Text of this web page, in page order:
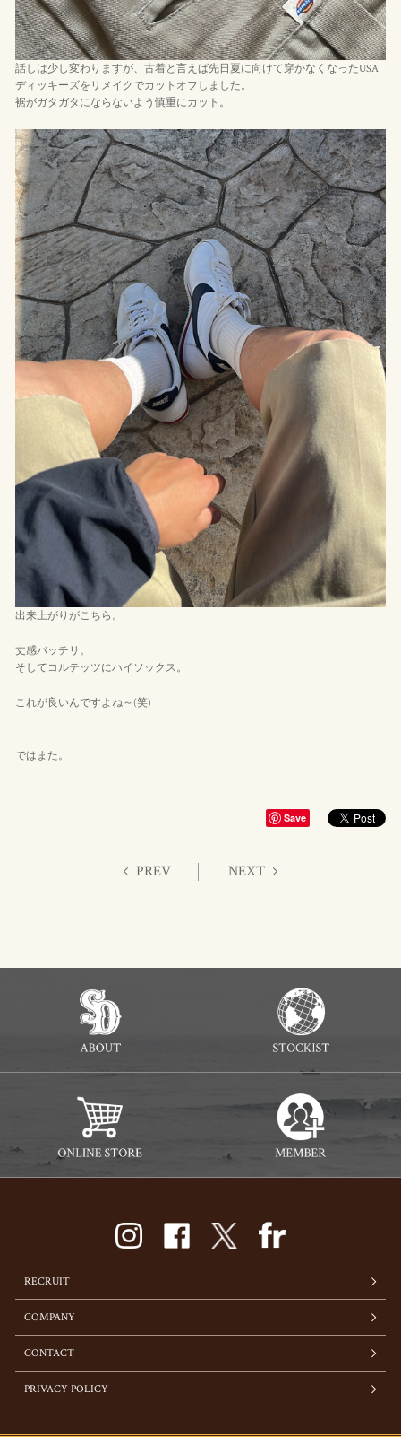
話しは少し変わりますが、古着と言えば先日夏に向けて穿かなくなったUSA
ディッキーズをリメイクでカットオフしました。
裾がガタガタにならないよう慎重にカット。
出来上がりがこちら。
丈感バッチリ。
そしてコルテッツにハイソックス。
これが良いんですよね～(笑)
ではまた。
Save
PREV NEXT
RECRUIT
COMPANY
CONTACT
PRIVACY POLICY